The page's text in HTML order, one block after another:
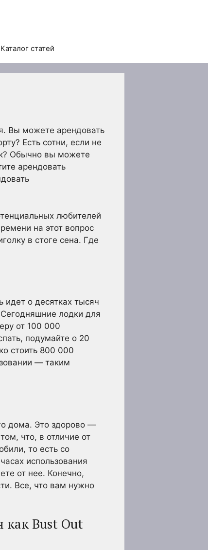
Каталог статей
Вы можете арендовать
Есть сотни, если не
Обычно вы можете
арендовать
любителей
на этот вопрос
в стоге сена. Где
идет о десятках тысяч
лодки для
от 100 000
подумайте о 20
стоить 800 000
— таким
дома. Это здорово —
что, в отличие от
то есть со
использования
от нее. Конечно,
Все, что вам нужно
как Bust Out